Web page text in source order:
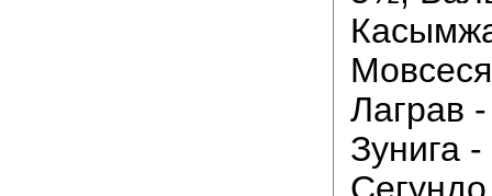
Лаграв
Зунига